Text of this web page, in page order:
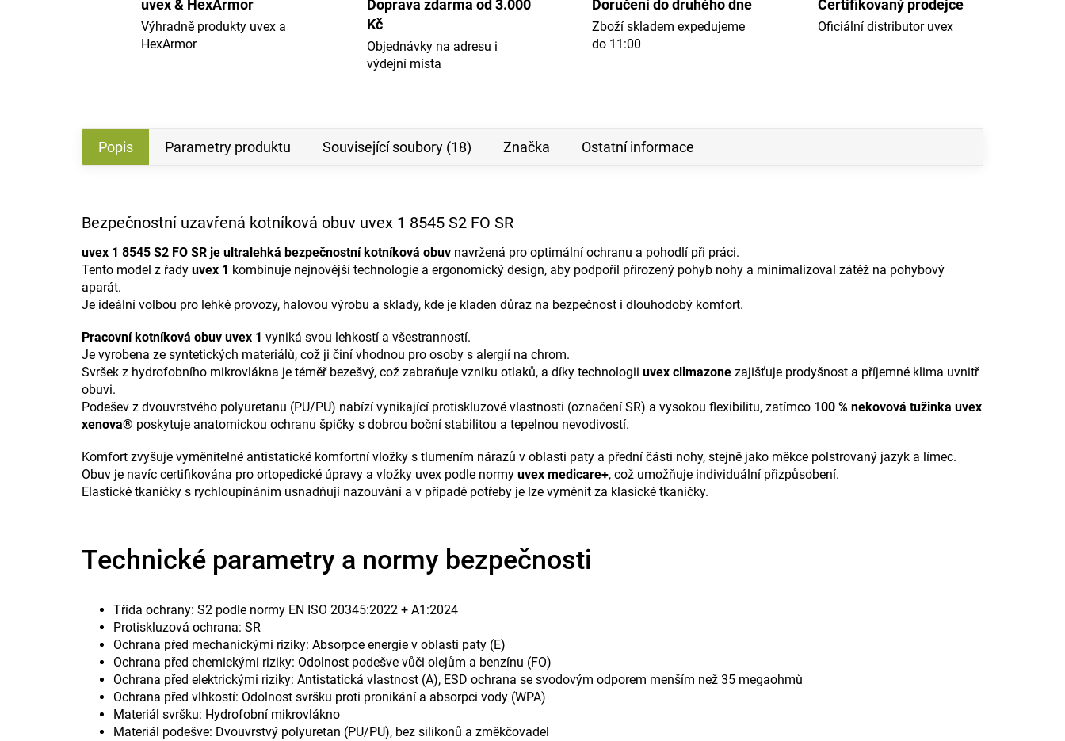
uvex & HexArmor
Výhradně produkty uvex a
HexArmor
Doprava zdarma od 3.000
Kč
Objednávky na adresu i
výdejní místa
Doručení do druhého dne
Zboží skladem expedujeme
do 11:00
Certifikovaný prodejce
Oficiální distributor uvex
Popis Parametry produktu Související soubory (18) Značka Ostatní informace
Bezpečnostní uzavřená kotníková obuv uvex 1 8545 S2 FO SR
uvex 1 8545 S2 FO SR je ultralehká bezpečnostní kotníková obuv navržená pro optimální ochranu a pohodlí při práci.
Tento model z řady uvex 1 kombinuje nejnovější technologie a ergonomický design, aby podpořil přirozený pohyb nohy a minimalizoval zátěž na pohybový
aparát.
Je ideální volbou pro lehké provozy, halovou výrobu a sklady, kde je kladen důraz na bezpečnost i dlouhodobý komfort.
Pracovní kotníková obuv uvex 1 vyniká svou lehkostí a všestranností.
Je vyrobena ze syntetických materiálů, což ji činí vhodnou pro osoby s alergií na chrom.
Svršek z hydrofobního mikrovlákna je téměř bezešvý, což zabraňuje vzniku otlaků, a díky technologii uvex climazone zajišťuje prodyšnost a příjemné klima uvnitř
obuvi.
Podešev z dvouvrstvého polyuretanu (PU/PU) nabízí vynikající protiskluzové vlastnosti (označení SR) a vysokou flexibilitu, zatímco 1 00 % nekovová tužinka uvex
xenova® poskytuje anatomickou ochranu špičky s dobrou boční stabilitou a tepelnou nevodivostí.
Komfort zvyšuje vyměnitelné antistatické komfortní vložky s tlumením nárazů v oblasti paty a přední části nohy, stejně jako měkce polstrovaný jazyk a límec.
Obuv je navíc certifikována pro ortopedické úpravy a vložky uvex podle normy uvex medicare+, což umožňuje individuální přizpůsobení.
Elastické tkaničky s rychloupínáním usnadňují nazouvání a v případě potřeby je lze vyměnit za klasické tkaničky.
Technické parametry a normy bezpečnosti
Třída ochrany: S2 podle normy EN ISO 20345:2022 + A1:2024
Protiskluzová ochrana: SR
Ochrana před mechanickými riziky: Absorpce energie v oblasti paty (E)
Ochrana před chemickými riziky: Odolnost podešve vůči olejům a benzínu (FO)
Ochrana před elektrickými riziky: Antistatická vlastnost (A), ESD ochrana se svodovým odporem menším než 35 megaohmů
Ochrana před vlhkostí: Odolnost svršku proti pronikání a absorpci vody (WPA)
Materiál svršku: Hydrofobní mikrovlákno
Materiál podešve: Dvouvrstvý polyuretan (PU/PU), bez silikonů a změkčovadel